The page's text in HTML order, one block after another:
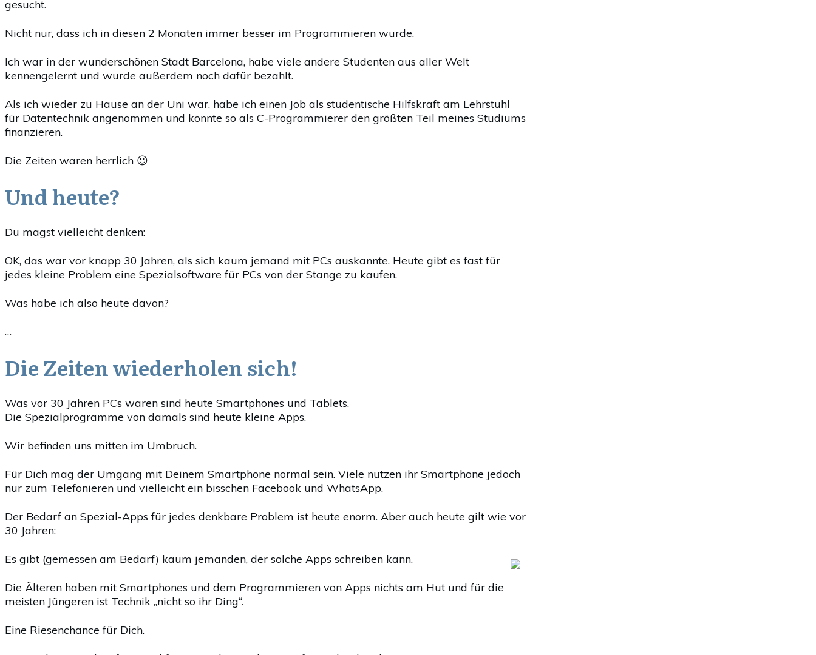
gesucht.
Nicht nur, dass ich in diesen 2 Monaten immer besser im Programmieren wurde.
Ich war in der wunderschönen Stadt Barcelona, habe viele andere Studenten aus aller Welt
kennengelernt und wurde außerdem noch dafür bezahlt.
Als ich wieder zu Hause an der Uni war, habe ich einen Job als studentische Hilfskraft am Lehrstuhl
für Datentechnik angenommen und konnte so als C-Programmierer den größten Teil meines Studiums
finanzieren.
Die Zeiten waren herrlich 😉
Und heute?
Du magst vielleicht denken:
OK, das war vor knapp 30 Jahren, als sich kaum jemand mit PCs auskannte. Heute gibt es fast für
jedes kleine Problem eine Spezialsoftware für PCs von der Stange zu kaufen.
Was habe ich also heute davon?
…
Die Zeiten wiederholen sich!
Was vor 30 Jahren PCs waren sind heute Smartphones und Tablets.
Die Spezialprogramme von damals sind heute kleine Apps.
Wir befinden uns mitten im Umbruch.
Für Dich mag der Umgang mit Deinem Smartphone normal sein. Viele nutzen ihr Smartphone jedoch
nur zum Telefonieren und vielleicht ein bisschen Facebook und WhatsApp.
Der Bedarf an Spezial-Apps für jedes denkbare Problem ist heute enorm. Aber auch heute gilt wie vor
30 Jahren:
Es gibt (gemessen am Bedarf) kaum jemanden, der solche Apps schreiben kann.
Die Älteren haben mit Smartphones und dem Programmieren von Apps nichts am Hut und für die
meisten Jüngeren ist Technik „nicht so ihr Ding“.
Eine Riesenchance für Dich.